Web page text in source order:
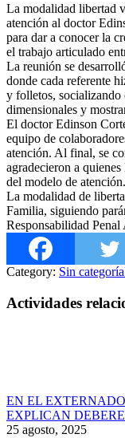
La modalidad libertad
atención al doctor
para dar a conocer la
el trabajo articulado
La reunión se
donde cada referente
y folletos, socializando
dimensionales y
El doctor Edinson
equipo de
atención. Al final, se
agradecieron a
del modelo de atención.
La modalidad de
Familia, siguiendo
Responsabilidad
Category: Sin categoría
Actividades
EN EL
EXPLICAN
25 agosto, 2025